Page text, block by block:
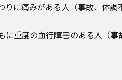
に痛みがある人（事故、体調
重度の血行障害のある人（事